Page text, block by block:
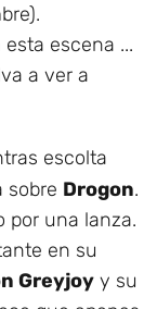
escena ...
a ver a
escolta
sobre Drogon.
por una lanza.
en su
Greyjoy y su